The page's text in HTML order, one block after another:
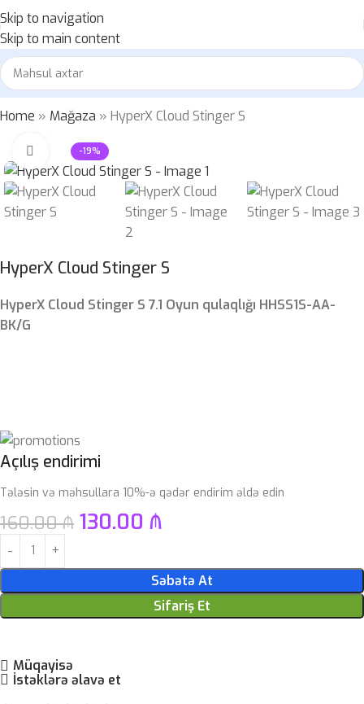
Skip to navigation
Skip to main content
Home » Mağaza » HyperX Cloud Stinger S
-19%
Böyütmək üçün klikləyin
HyperX Cloud Stinger S
HyperX Cloud Stinger S 7.1 Oyun qulaqlığı HHSS1S-AA-
BK/G
Açılış endirimi
Tələsin və məhsullara 10%-ə qədər endirim əldə edin
160.00₼ 130.00 ₼
Səbətə At
Sifariş Et
Müqayisə
İstəklərə əlavə et